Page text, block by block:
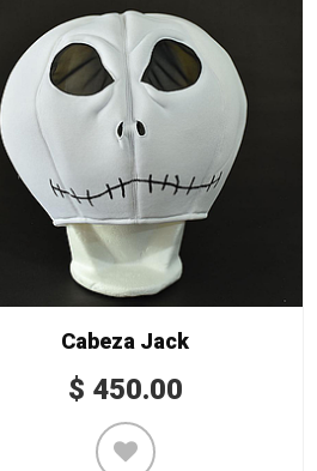
Cabeza Jack
$ 450.00